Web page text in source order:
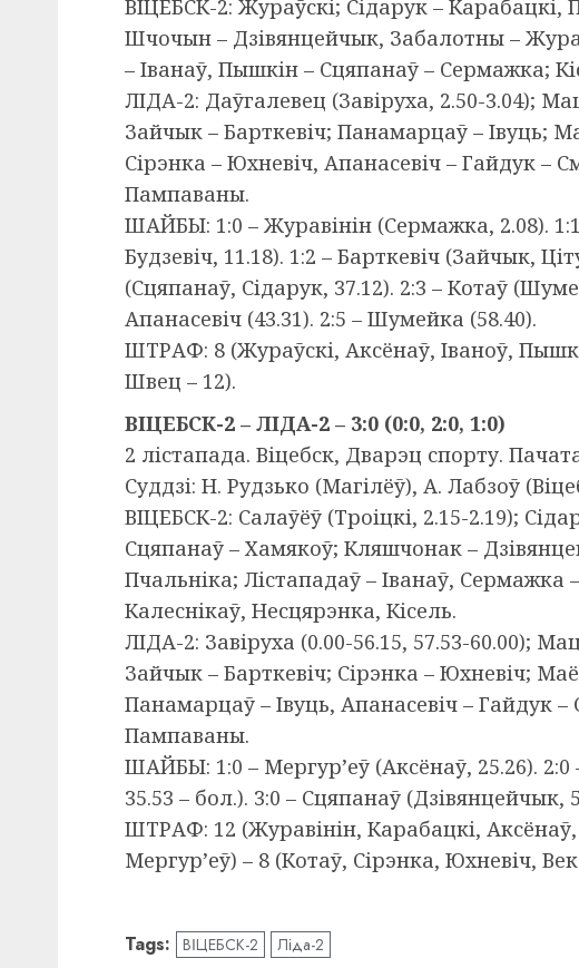
ВІЦЕБСК-2: Жураўскі; Сідарук – Карабацкі,
Шчочын – Дзівянцейчык, Забалотны –
– Іванаў, Пышкін – Сцяпанаў – Сермажка;
ЛІДА-2: Даўгалевец (Завіруха, 2.50-3.04);
Зайчык – Барткевіч; Панамарцаў – Івуць;
Сірэнка – Юхневіч, Апанасевіч – Гайдук –
Пампаваны.
ШАЙБЫ: 1:0 – Журавінін (Сермажка, 2.08).
Будзевіч, 11.18). 1:2 – Барткевіч (Зайчык,
(Сцяпанаў, Сідарук, 37.12). 2:3 – Котаў
Апанасевіч (43.31). 2:5 – Шумейка (58.40).
ШТРАФ: 8 (Жураўскі, Аксёнаў, Іваноў,
Швец – 12).
ВІЦЕБСК-2 – ЛІДА-2 – 3:0 (0:0, 2:0, 1:0)
2 лістапада. Віцебск, Дварэц спорту.
Суддзі: Н. Рудзько (Магілёў), А. Лабзоў
ВІЦЕБСК-2: Салаўёў (Троіцкі, 2.15-2.19);
Сцяпанаў – Хамякоў; Кляшчонак –
Пчальніка; Лістападаў – Іванаў, Сермажка
Калеснікаў, Несцярэнка, Кісель.
ЛІДА-2: Завіруха (0.00-56.15, 57.53-60.00);
Зайчык – Барткевіч; Сірэнка – Юхневіч;
Панамарцаў – Івуць, Апанасевіч – Гайдук
Пампаваны.
ШАЙБЫ: 1:0 – Мергур’еў (Аксёнаў, 25.26).
35.53 – бол.). 3:0 – Сцяпанаў (Дзівянцейчык,
ШТРАФ: 12 (Журавінін, Карабацкі, Аксёнаў,
Мергур’еў) – 8 (Котаў, Сірэнка, Юхневіч,
Tags: ВІЦЕБСК-2 Ліда-2